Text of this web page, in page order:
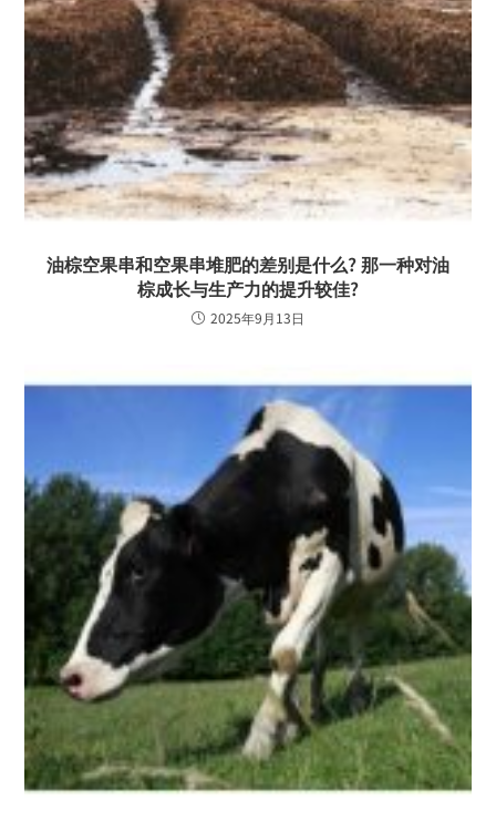
油棕空果串和空果串堆肥的差别是什么? 那一种对油
棕成长与生产力的提升较佳?
2025年9月13日